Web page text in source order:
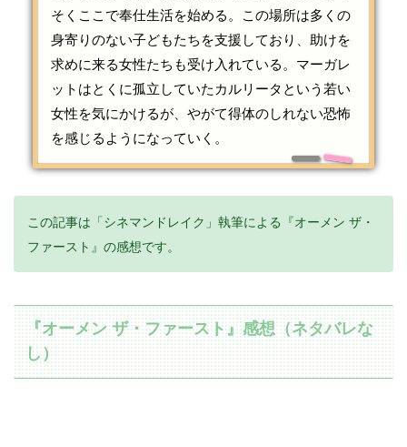
そくここで奉仕生活を始める。この場所は多くの
身寄りのない子どもたちを支援しており、助けを
求めに来る女性たちも受け入れている。マーガレ
ットはとくに孤立していたカルリータという若い
女性を気にかけるが、やがて得体のしれない恐怖
を感じるようになっていく。
この記事は「シネマンドレイク」執筆による『オーメン ザ・
ファースト』の感想です。
『オーメン ザ・ファースト』感想（ネタバレな
し）